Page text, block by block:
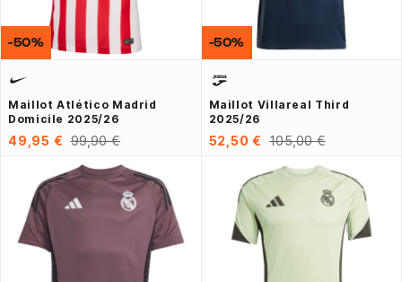
Maillot Atlético Madrid
Domicile 2025/26
49,95 € 99,90 €
-50%
Maillot Villareal Third
2025/26
52,50 € 105,00 €
-50%